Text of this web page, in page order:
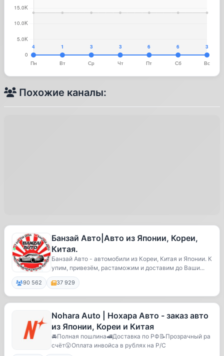
Похожие каналы:
Банзай Авто|Авто из Японии, Кореи,
Китая.
Банзай Авто - автомобили из Кореи, Китая и Японии. К
упим, привезём, растаможим и доставим до Ваши...
90 562 37 929
Nohara Auto | Нохара Авто - заказ авто
из Японии, Кореи и Китая
🚘Полная пошлина🚅Доставка по РФ📝Прозрачный ра
счёт😮Оплата инвойса в рублях на Р/С